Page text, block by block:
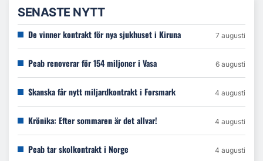
SENASTE NYTT
De vinner kontrakt för nya sjukhuset i Kiruna 7 augusti
Peab renoverar för 154 miljoner i Vasa 6 augusti
Skanska får nytt miljardkontrakt i Forsmark 4 augusti
Krönika: Efter sommaren är det allvar! 4 augusti
Peab tar skolkontrakt i Norge 4 augusti